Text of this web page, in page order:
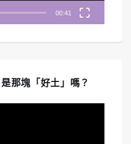
00:41
那塊「好土」嗎？